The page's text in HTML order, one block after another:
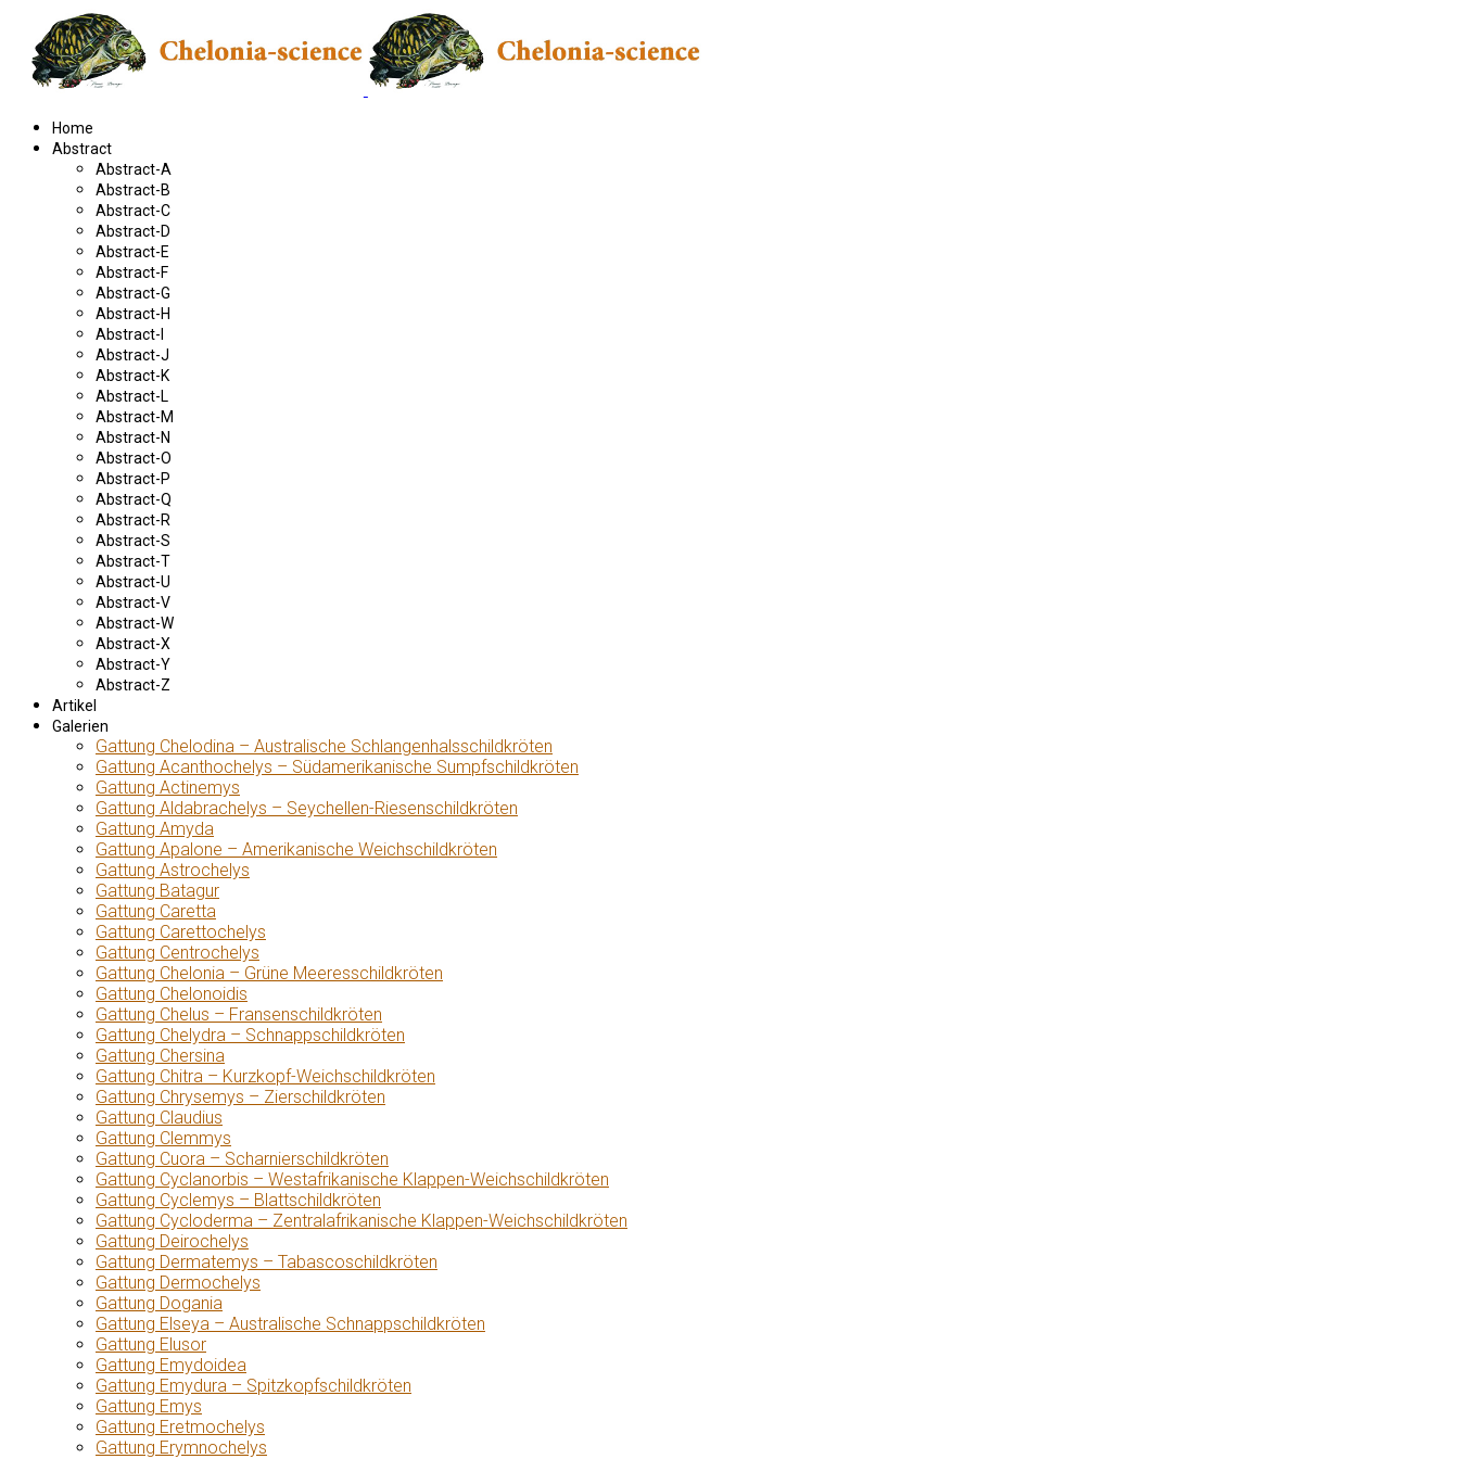
Home
Abstract
Abstract-A
Abstract-B
Abstract-C
Abstract-D
Abstract-E
Abstract-F
Abstract-G
Abstract-H
Abstract-I
Abstract-J
Abstract-K
Abstract-L
Abstract-M
Abstract-N
Abstract-O
Abstract-P
Abstract-Q
Abstract-R
Abstract-S
Abstract-T
Abstract-U
Abstract-V
Abstract-W
Abstract-X
Abstract-Y
Abstract-Z
Artikel
Galerien
Gattung Chelodina – Australische Schlangenhalsschildkröten
Gattung Acanthochelys – Südamerikanische Sumpfschildkröten
Gattung Actinemys
Gattung Aldabrachelys – Seychellen-Riesenschildkröten
Gattung Amyda
Gattung Apalone – Amerikanische Weichschildkröten
Gattung Astrochelys
Gattung Batagur
Gattung Caretta
Gattung Carettochelys
Gattung Centrochelys
Gattung Chelonia – Grüne Meeresschildkröten
Gattung Chelonoidis
Gattung Chelus – Fransenschildkröten
Gattung Chelydra – Schnappschildkröten
Gattung Chersina
Gattung Chitra – Kurzkopf-Weichschildkröten
Gattung Chrysemys – Zierschildkröten
Gattung Claudius
Gattung Clemmys
Gattung Cuora – Scharnierschildkröten
Gattung Cyclanorbis – Westafrikanische Klappen-Weichschildkröten
Gattung Cyclemys – Blattschildkröten
Gattung Cycloderma – Zentralafrikanische Klappen-Weichschildkröten
Gattung Deirochelys
Gattung Dermatemys – Tabascoschildkröten
Gattung Dermochelys
Gattung Dogania
Gattung Elseya – Australische Schnappschildkröten
Gattung Elusor
Gattung Emydoidea
Gattung Emydura – Spitzkopfschildkröten
Gattung Emys
Gattung Eretmochelys
Gattung Erymnochelys